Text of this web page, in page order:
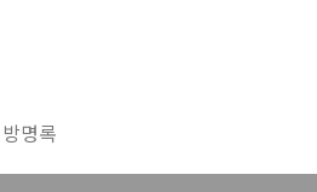
방명록